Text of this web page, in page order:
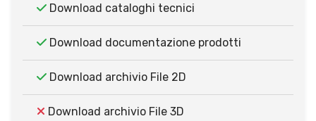
Download cataloghi tecnici
Download documentazione prodotti
Download archivio File 2D
Download archivio File 3D